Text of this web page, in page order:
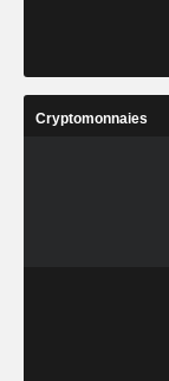
Cryptomonnaies